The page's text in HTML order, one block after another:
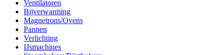
Ventilatoren
Bijverwarming
Magnetrons/Ovens
Pannen
Verlichting
IJsmachines